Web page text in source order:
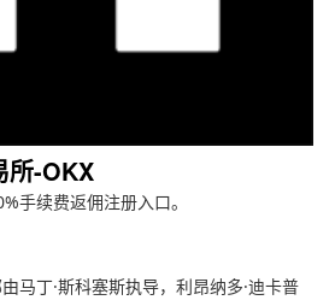
所-OKX
手续费返佣注册入口。
马丁·斯科塞斯执导，利昂纳多·迪卡普